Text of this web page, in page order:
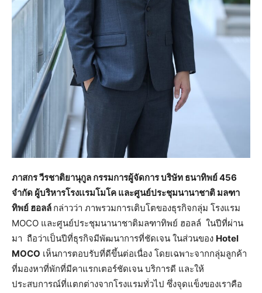
ภาสกร วีรชาติยานุกูล กรรมการผู้จัดการ บริษัท ธนาทิพย์456
จำกัด ผู้บริหารโรงเเรมโมโค และศูนย์ประชุมนานาชาติ มลฑา
ทิพย์ ฮอลล์ กล่าวว่า ภาพรวมการเติบโตของธุรกิจกลุ่ม โรงแรม
MOCO และศูนย์ประชุมนานาชาติมลฑาทิพย์ ฮอลล์ ในปีที่ผ่าน
มา ถือว่าเป็นปีที่ธุรกิจมีพัฒนาการที่ชัดเจน ในส่วนของ Hotel
MOCO เห็นการตอบรับที่ดีขึ้นต่อเนื่อง โดยเฉพาะจากกลุ่มลูกค้า
ที่มองหาที่พักที่มีคาแรกเตอร์ชัดเจน บริการดี และให้
ประสบการณ์ที่แตกต่างจากโรงแรมทั่วไป ซึ่งจุดแข็งของเราคือ